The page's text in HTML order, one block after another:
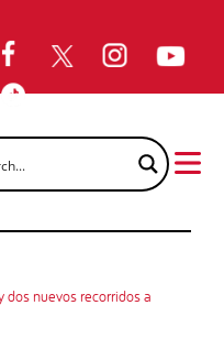
nuevos recorridos a